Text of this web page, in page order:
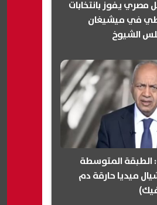
يفوز بانتخابات
في ميشيغان
الشيوخ
المتوسطة
ميديا حارقة دم